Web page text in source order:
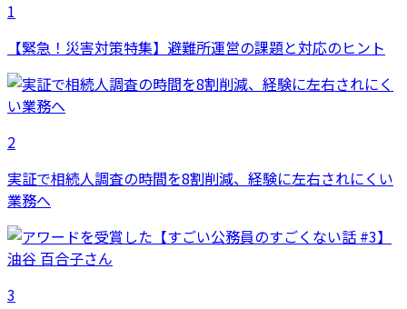
1
【緊急！災害対策特集】避難所運営の課題と対応のヒント
2
実証で相続人調査の時間を8割削減、経験に左右されにくい
業務へ
3